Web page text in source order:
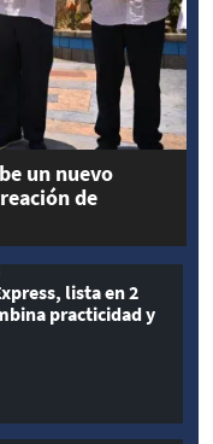
un nuevo
de
lista en 2
practicidad y